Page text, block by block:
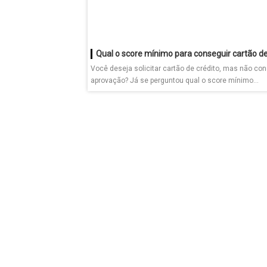
Você deseja solicitar cartão de crédito, mas não
aprovação? Já se perguntou qual o score mínimo...